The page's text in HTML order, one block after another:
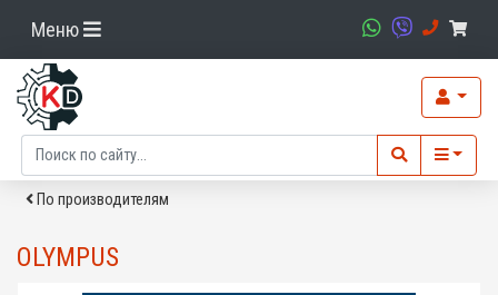
Меню
По производителям
OLYMPUS